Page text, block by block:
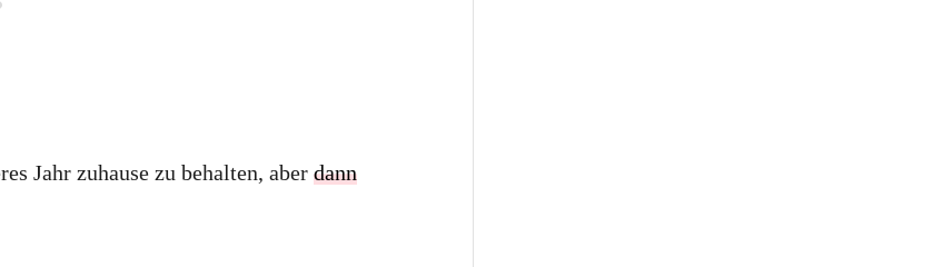
Jahr zuhause zu behalten, aber dann